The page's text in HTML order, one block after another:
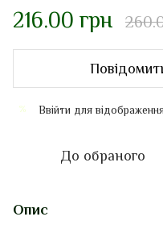
216.00 грн
% Ввійти для
До обраного
Опис